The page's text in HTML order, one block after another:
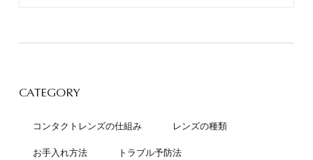
CATEGORY
コンタクトレンズの仕組み レンズの種類
お手入れ方法 トラブル予防法